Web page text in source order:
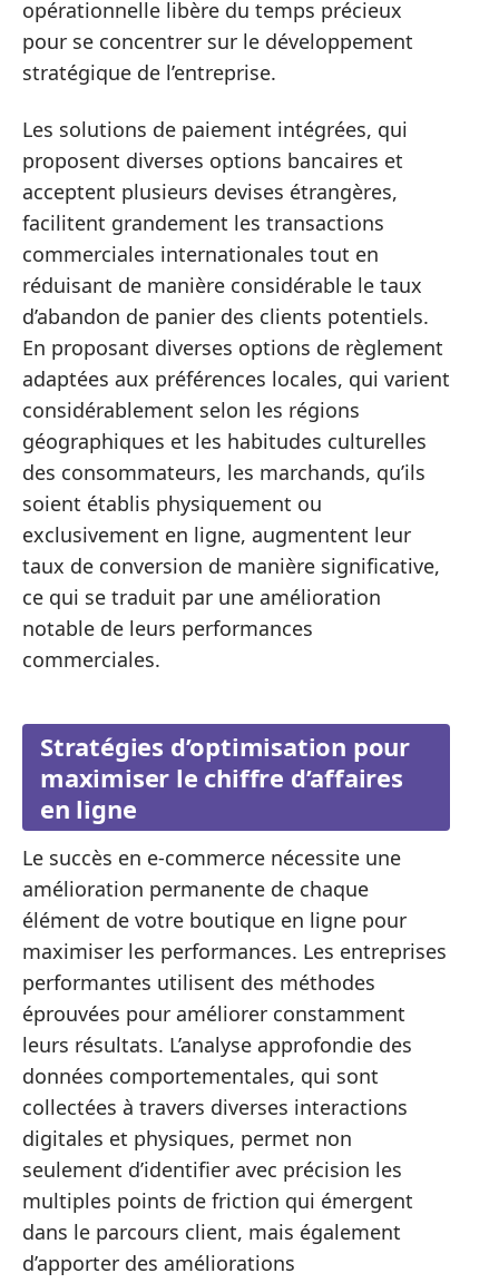
opérationnelle libère du temps précieux
pour se concentrer sur le développement
stratégique de l’entreprise.
Les solutions de paiement intégrées, qui
proposent diverses options bancaires et
acceptent plusieurs devises étrangères,
facilitent grandement les transactions
commerciales internationales tout en
réduisant de manière considérable le taux
d’abandon de panier des clients potentiels.
En proposant diverses options de règlement
adaptées aux préférences locales, qui varient
considérablement selon les régions
géographiques et les habitudes culturelles
des consommateurs, les marchands, qu’ils
soient établis physiquement ou
exclusivement en ligne, augmentent leur
taux de conversion de manière significative,
ce qui se traduit par une amélioration
notable de leurs performances
commerciales.
Stratégies d’optimisation pour
maximiser le chiffre d’affaires
en ligne
Le succès en e-commerce nécessite une
amélioration permanente de chaque
élément de votre boutique en ligne pour
maximiser les performances. Les entreprises
performantes utilisent des méthodes
éprouvées pour améliorer constamment
leurs résultats. L’analyse approfondie des
données comportementales, qui sont
collectées à travers diverses interactions
digitales et physiques, permet non
seulement d’identifier avec précision les
multiples points de friction qui émergent
dans le parcours client, mais également
d’apporter des améliorations